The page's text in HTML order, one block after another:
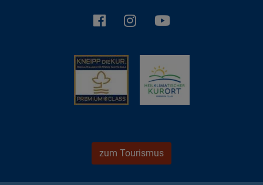
zum Tourismus